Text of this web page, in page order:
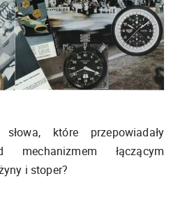
które przepowiadały
łączącym
i stoper?